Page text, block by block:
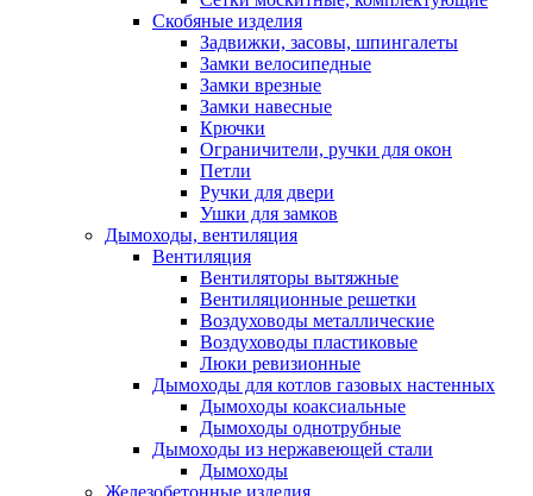
Скобяные изделия
Задвижки, засовы, шпингалеты
Замки велосипедные
Замки врезные
Замки навесные
Крючки
Ограничители, ручки для окон
Петли
Ручки для двери
Ушки для замков
Дымоходы, вентиляция
Вентиляция
Вентиляторы вытяжные
Вентиляционные решетки
Воздуховоды металлические
Воздуховоды пластиковые
Люки ревизионные
Дымоходы для котлов газовых настенных
Дымоходы коаксиальные
Дымоходы однотрубные
Дымоходы из нержавеющей стали
Дымоходы
Железобетонные изделия